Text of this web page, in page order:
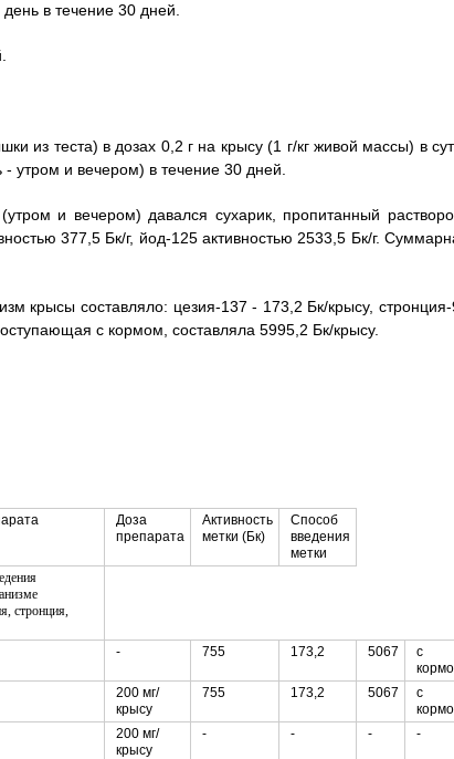
в течение 30 дней.
из теста) в дозах 0,2 г на крысу (1 г/кг живой массы) в
утром и вечером) в течение 30 дней.
и вечером) давался сухарик, пропитанный
377,5 Бк/г, йод-125 активностью 2533,5 Бк/г.
крысы составляло: цезия-137 - 173,2 Бк/крысу,
с кормом, составляла 5995,2 Бк/крысу.
Доза
препарата
Активность
метки (Бк)
Способ
введения
метки
- 755 173,2 5067
с
200 мг/
крысу
755 173,2 5067
с
200 мг/
крысу
- - - -